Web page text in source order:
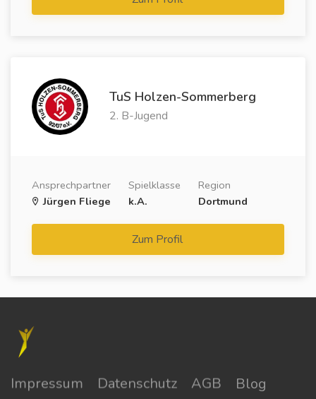
TuS Holzen-Sommerberg
2. B-Jugend
Ansprechpartner
Jürgen Fliege
Spielklasse
k.A.
Region
Dortmund
Zum Profil
Impressum Datenschutz AGB
Blog